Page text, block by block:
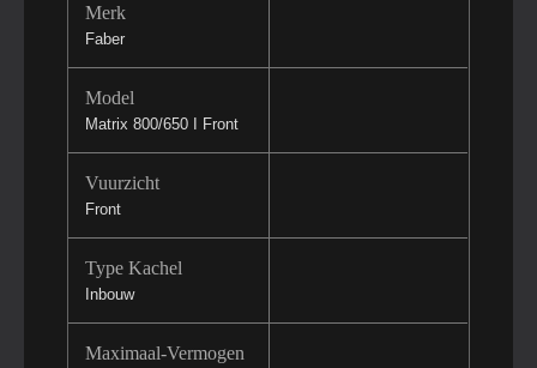
Merk
Faber
Model
Matrix 800/650 I Front
Vuurzicht
Front
Type Kachel
Inbouw
Maximaal-Vermogen